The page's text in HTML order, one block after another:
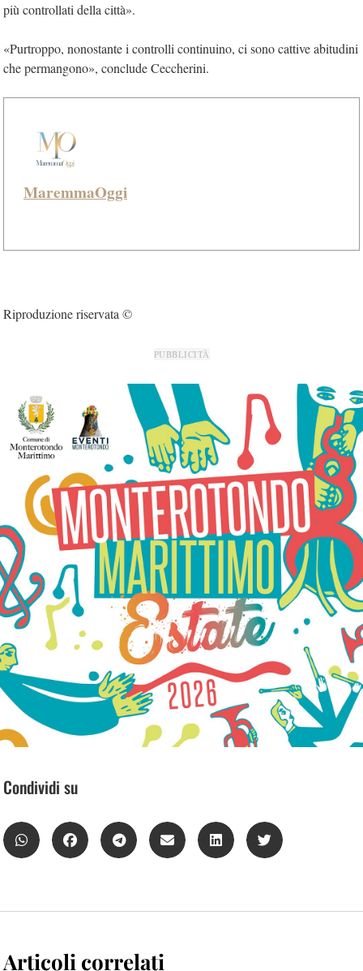
più controllati della città».
«Purtroppo, nonostante i controlli continuino, ci sono cattive abitudini
che permangono», conclude Ceccherini.
MaremmaOggi
Riproduzione riservata ©
PUBBLICITÀ
Condividi su
Articoli correlati